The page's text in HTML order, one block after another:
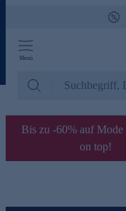
Menü
Bis zu -60% auf Mode
on top!